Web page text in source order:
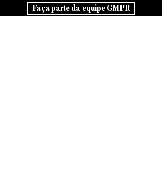
Faça parte da equipe GMPR